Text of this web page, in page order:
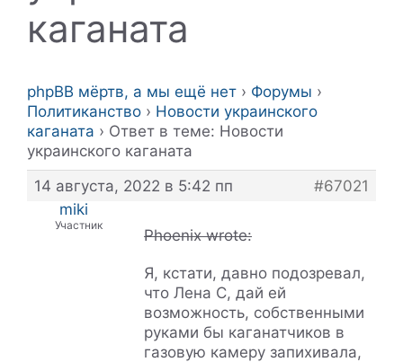
каганата
phpBB мёртв, а мы ещё нет › Форумы ›
Политиканство › Новости украинского
каганата › Ответ в теме: Новости
украинского каганата
14 августа, 2022 в 5:42 пп
#67021
miki
Участник
Phoenix wrote:
Я, кстати, давно подозревал,
что Лена С, дай ей
возможность, собственными
руками бы каганатчиков в
газовую камеру запихивала,